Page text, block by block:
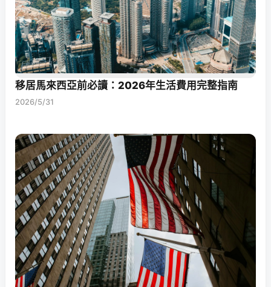
移居馬來西亞前必讀：2026年生活費用完整指南
2026/5/31